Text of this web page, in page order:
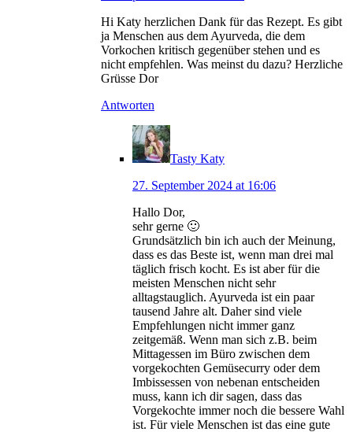
Hi Katy herzlichen Dank für das Rezept. Es gibt
ja Menschen aus dem Ayurveda, die dem
Vorkochen kritisch gegenüber stehen und es
nicht empfehlen. Was meinst du dazu? Herzliche
Grüsse Dor
Antworten
Tasty Katy
27. September 2024 at 16:06
Hallo Dor,
sehr gerne 🙂
Grundsätzlich bin ich auch der Meinung,
dass es das Beste ist, wenn man drei mal
täglich frisch kocht. Es ist aber für die
meisten Menschen nicht sehr
alltagstauglich. Ayurveda ist ein paar
tausend Jahre alt. Daher sind viele
Empfehlungen nicht immer ganz
zeitgemäß. Wenn man sich z.B. beim
Mittagessen im Büro zwischen dem
vorgekochten Gemüsecurry oder dem
Imbissessen von nebenan entscheiden
muss, kann ich dir sagen, dass das
Vorgekochte immer noch die bessere Wahl
ist. Für viele Menschen ist das eine gute